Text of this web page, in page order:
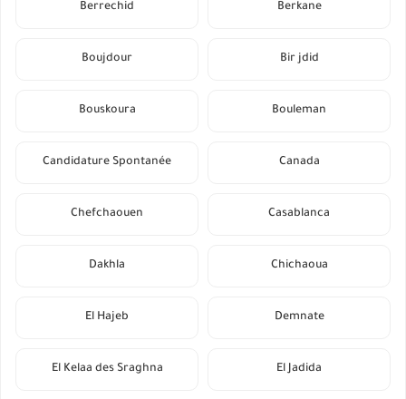
Berkane
Berrechid
Bir jdid
Boujdour
Bouleman
Bouskoura
Canada
Candidature Spontanée
Casablanca
Chefchaouen
Chichaoua
Dakhla
Demnate
El Hajeb
El Jadida
El Kelaa des Sraghna